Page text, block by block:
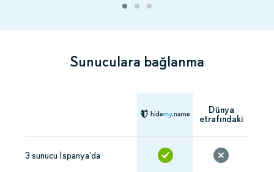
Sunuculara bağlanma
Dünya
etrafındaki
3 sunucu İspanya’da